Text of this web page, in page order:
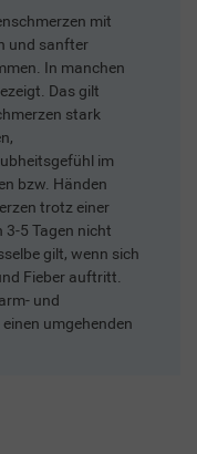
mit
und sanfter
In manchen
Das gilt
stark
im
bzw. Händen
trotz einer
3-5 Tagen nicht
gilt, wenn sich
Fieber auftritt.
und
umgehenden